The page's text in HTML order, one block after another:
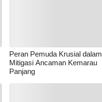
Peran Pemuda Krusial dalam
Mitigasi Ancaman Kemarau
Panjang